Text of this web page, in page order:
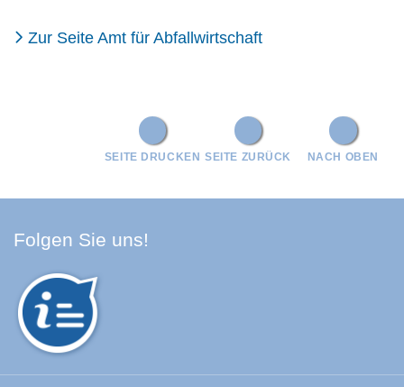
Zur Seite Amt für Abfallwirtschaft
NACH OBEN
SEITE ZURÜCK
SEITE DRUCKEN
Folgen Sie uns!